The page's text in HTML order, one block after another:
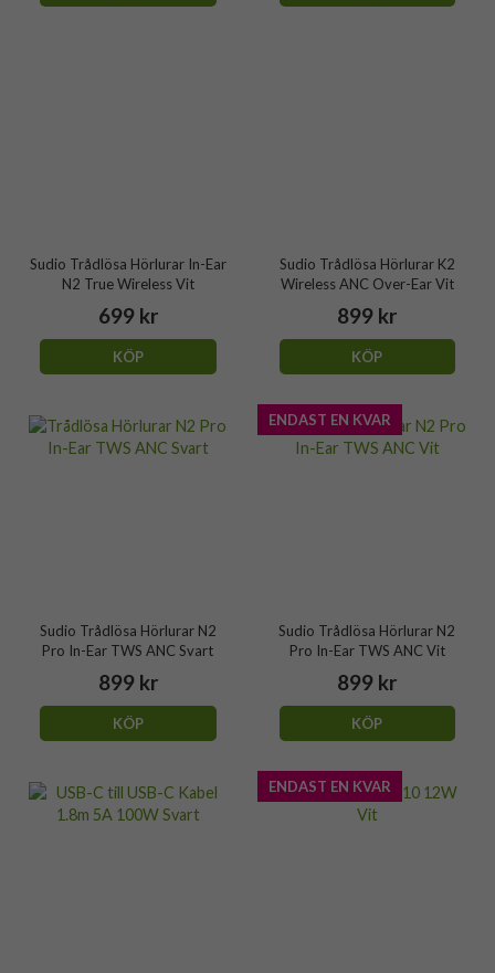
Sudio Trådlösa Hörlurar In-Ear
N2 True Wireless Vit
699 kr
KÖP
Sudio Trådlösa Hörlurar K2
Wireless ANC Over-Ear Vit
899 kr
KÖP
Sudio Trådlösa Hörlurar N2
Pro In-Ear TWS ANC Svart
899 kr
KÖP
ENDAST EN KVAR
Sudio Trådlösa Hörlurar N2
Pro In-Ear TWS ANC Vit
899 kr
KÖP
ENDAST EN KVAR